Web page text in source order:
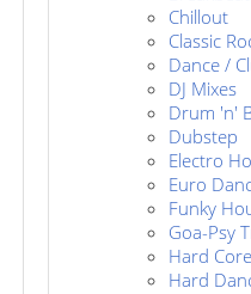
Chillout
Classic
Dance /
DJ Mixes
Drum 'n'
Dubstep
Electro
Euro
Funky
Goa-Psy
Hard Core
Hard